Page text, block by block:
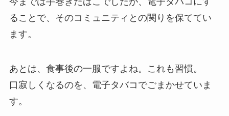
ることで、そのコミュニティとの関りを保ててい
ます。
あとは、食事後の一服ですよね。これも習慣。
口寂しくなるのを、電子タバコでごまかせていま
す。